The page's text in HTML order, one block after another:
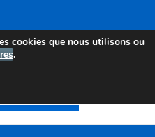
offrir la meilleure
cookies que nous utilisons ou
.